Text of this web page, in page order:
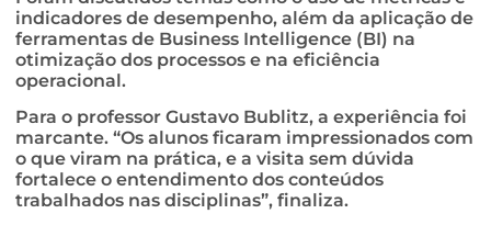
indicadores de desempenho, além da aplicação de
ferramentas de Business Intelligence (BI) na
otimização dos processos e na eficiência
operacional.
Para o professor Gustavo Bublitz, a experiência foi
marcante. “Os alunos ficaram impressionados com
o que viram na prática, e a visita sem dúvida
fortalece o entendimento dos conteúdos
trabalhados nas disciplinas”, finaliza.